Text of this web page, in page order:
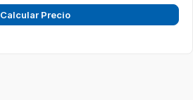
Calcular Precio